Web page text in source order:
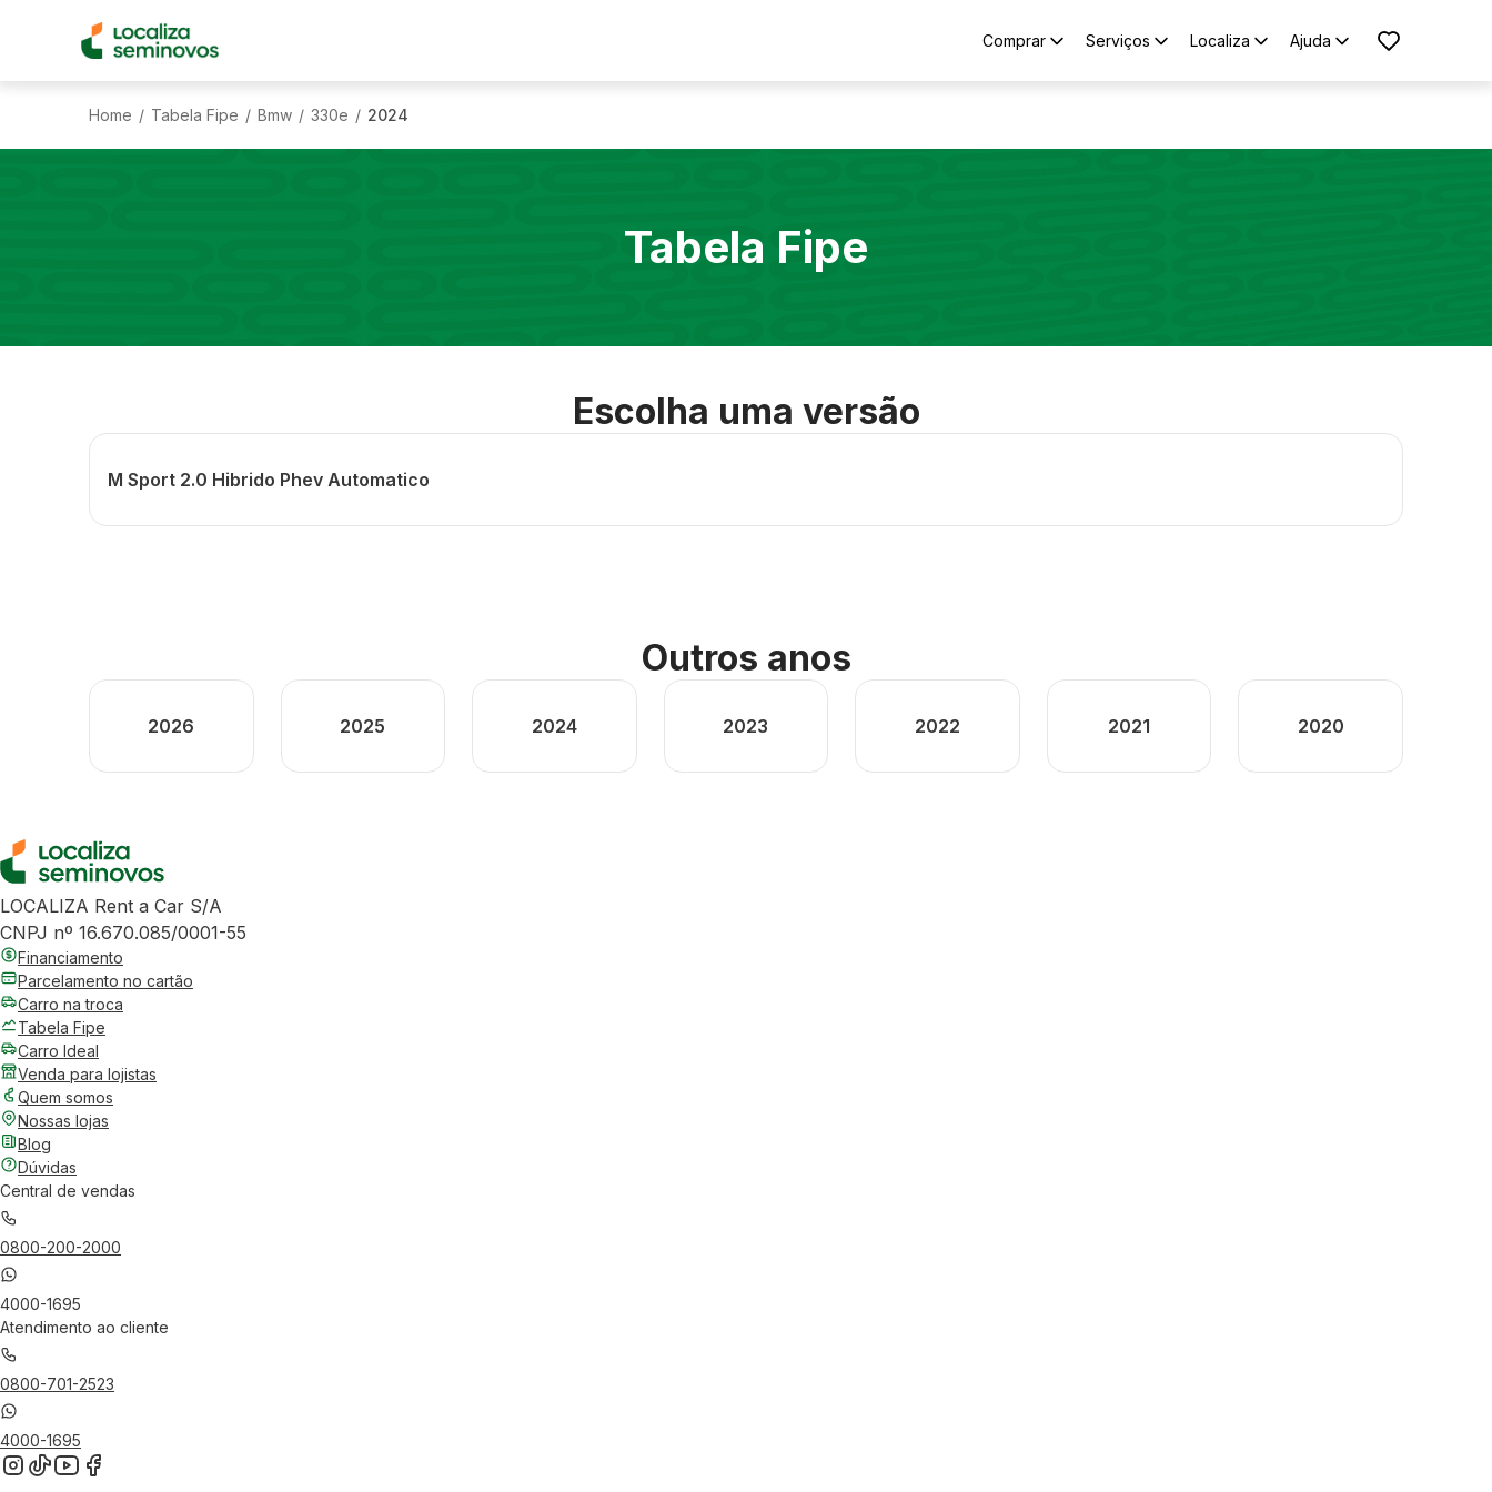
Comprar Serviços Localiza Ajuda
Home / Tabela Fipe / Bmw / 330e / 2024
Tabela Fipe
Escolha uma versão
M Sport 2.0 Hibrido Phev Automatico
Outros anos
2026 2025 2024 2023 2022 2021 2020
LOCALIZA Rent a Car S/A
CNPJ nº 16.670.085/0001-55
Financiamento
Parcelamento no cartão
Carro na troca
Tabela Fipe
Carro Ideal
Venda para lojistas
Quem somos
Nossas lojas
Blog
Dúvidas
Central de vendas
0800-200-2000
4000-1695
Atendimento ao cliente
0800-701-2523
4000-1695